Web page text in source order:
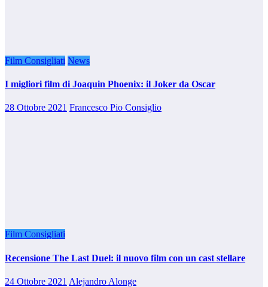
Film Consigliati News
I migliori film di Joaquin Phoenix: il Joker da Oscar
28 Ottobre 2021 Francesco Pio Consiglio
Film Consigliati
Recensione The Last Duel: il nuovo film con un cast stellare
24 Ottobre 2021 Alejandro Alonge